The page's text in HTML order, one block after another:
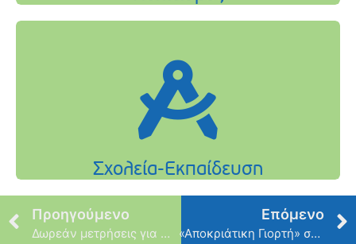
Προηγούμενο
Δωρεάν μετρήσεις για Διαβήτη
Επόμενο
«Αποκριάτικη Γιορτή» στο Ψυχικό